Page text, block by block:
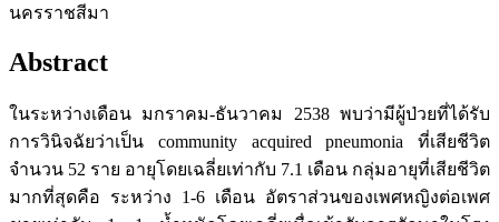
นครราชสีมา
Abstract
ในระหว่างเดือน มกราคม-ธันวาคม 2538 พบว่ามีผู้ป่วยที่ได้รับ
การวินิจฉัยว่าเป็น community acquired pneumonia ที่เสียชีวิต
จำนวน 52 ราย อายุโดยเฉลี่ยเท่ากับ 7.1 เดือน กลุ่มอายุที่เสียชีวิต
มากที่สุดคือ ระหว่าง 1-6 เดือน อัตราส่วนของเพศหญิงต่อเพศ